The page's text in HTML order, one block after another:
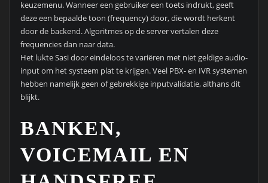
HANDSFREE
Zulke audioverwerkingsalgoritmes worden ook gebruikt bij
telebankieren, helpdesks, voicemail, telestemmen of
handsfreesystemen in de auto. De applicatie kan crashen door
één telefoontje te plegen met een ongeldige audio-input. Het
systeem kan hiermee ook worden gemanipuleerd om
zijn bevindingen gepresenteerd op het Hack in de Box-
conferentie in Maleisië, getiteld: “How I DOS’ed my Bank”.